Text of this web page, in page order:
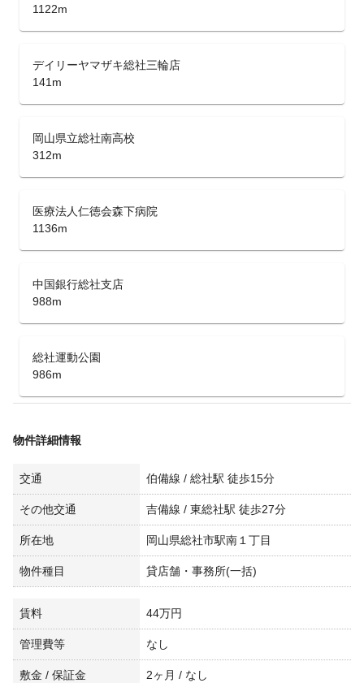
1122m
デイリーヤマザキ総社三輪店
141m
岡山県立総社南高校
312m
医療法人仁徳会森下病院
1136m
中国銀行総社支店
988m
総社運動公園
986m
物件詳細情報
交通 伯備線 / 総社駅 徒歩15分
その他交通 吉備線 / 東総社駅 徒歩27分
所在地 岡山県総社市駅南１丁目
物件種目 貸店舗・事務所(一括)
賃料 44万円
管理費等 なし
敷金 / 保証金 2ヶ月 / なし